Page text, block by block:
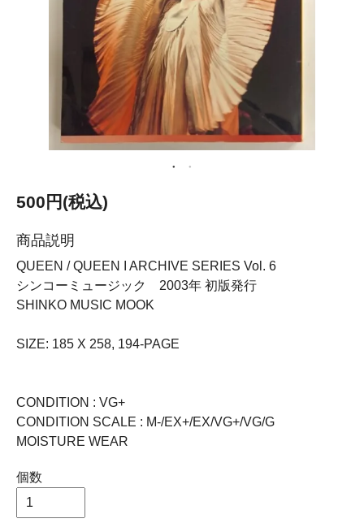
500円(税込)
商品説明
QUEEN / QUEEN I ARCHIVE SERIES Vol. 6
シンコーミュージック 2003年 初版発行
SHINKO MUSIC MOOK
SIZE: 185 X 258, 194-PAGE
CONDITION : VG+
CONDITION SCALE : M-/EX+/EX/VG+/VG/G
MOISTURE WEAR
個数